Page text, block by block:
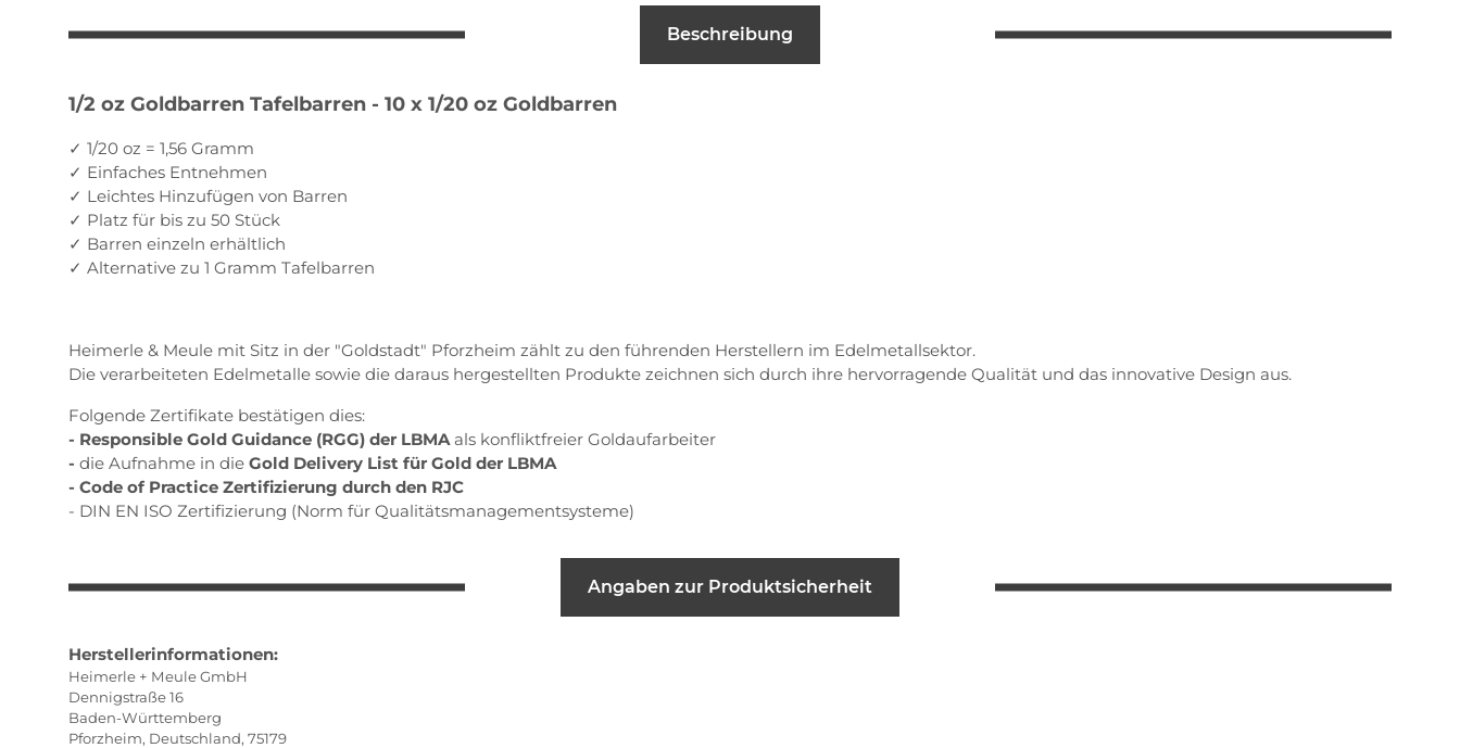
Beschreibung
1/2 oz Goldbarren Tafelbarren - 10 x 1/20 oz Goldbarren
✓ 1/20 oz = 1,56 Gramm
✓ Einfaches Entnehmen
✓ Leichtes Hinzufügen von Barren
✓ Platz für bis zu 50 Stück
✓ Barren einzeln erhältlich
✓ Alternative zu 1 Gramm Tafelbarren
Heimerle & Meule mit Sitz in der "Goldstadt" Pforzheim zählt zu den führenden Herstellern im Edelmetallsektor.
Die verarbeiteten Edelmetalle sowie die daraus hergestellten Produkte zeichnen sich durch ihre hervorragende Qualität und das innovative Design aus.
Folgende Zertifikate bestätigen dies:
- Responsible Gold Guidance (RGG) der LBMA als konfliktfreier Goldaufarbeiter
- die Aufnahme in die Gold Delivery List für Gold der LBMA
- Code of Practice Zertifizierung durch den RJC
- DIN EN ISO Zertifizierung (Norm für Qualitätsmanagementsysteme)
Angaben zur Produktsicherheit
Herstellerinformationen:
Heimerle + Meule GmbH
Dennigstraße 16
Baden-Württemberg
Pforzheim, Deutschland, 75179